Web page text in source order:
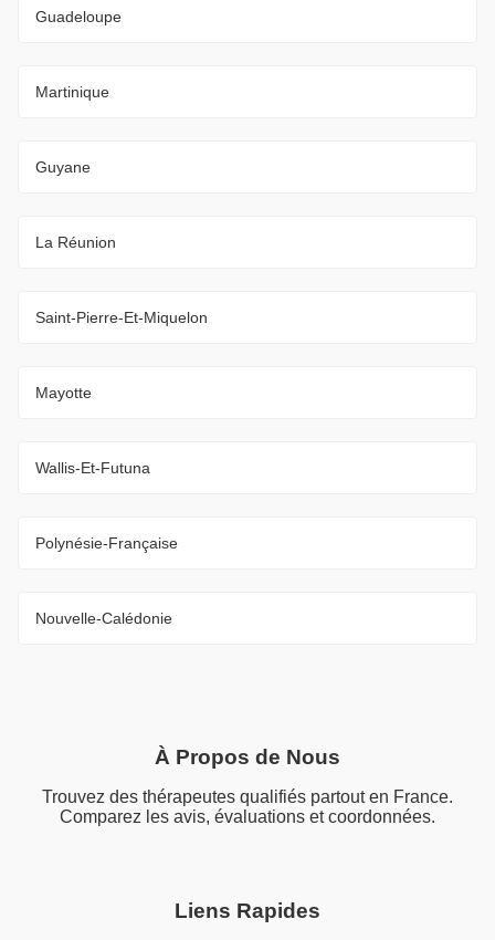
Guadeloupe
Martinique
Guyane
La Réunion
Saint-Pierre-Et-Miquelon
Mayotte
Wallis-Et-Futuna
Polynésie-Française
Nouvelle-Calédonie
À Propos de Nous
Trouvez des thérapeutes qualifiés partout en France.
Comparez les avis, évaluations et coordonnées.
Liens Rapides